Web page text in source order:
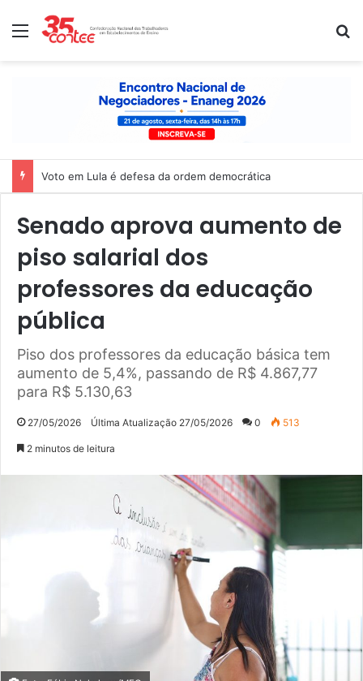
Menu
Voto em Lula é defesa da ordem democrática
Senado aprova aumento de
piso salarial dos
professores da educação
pública
Piso dos professores da educação básica tem
aumento de 5,4%, passando de R$ 4.867,77
para R$ 5.130,63
27/05/2026 Última Atualização 27/05/2026 0 513
2 minutos de leitura